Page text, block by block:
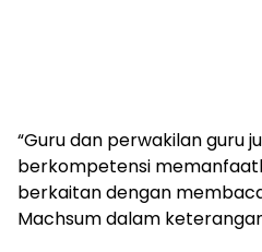
“Guru dan perwakilan guru
berkompetensi
berkaitan dengan
Machsum dalam